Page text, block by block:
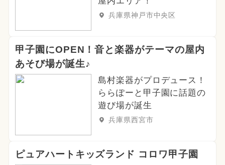
兵庫県神戸市中央区
甲子園にOPEN！音と楽器がテーマの屋内
あそび場が誕生♪
島村楽器がプロデュース！
ららぽーと甲子園に話題の
遊び場が誕生
兵庫県西宮市
ピュアハートキッズランド コロワ甲子園